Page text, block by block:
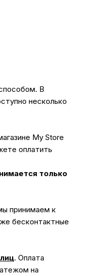
В
несколько
My Store
оплатить
только
принимаем к
бесконтактные
. Оплата
на